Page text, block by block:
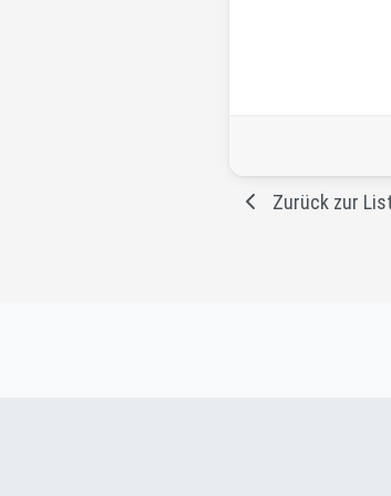
Zurück zur